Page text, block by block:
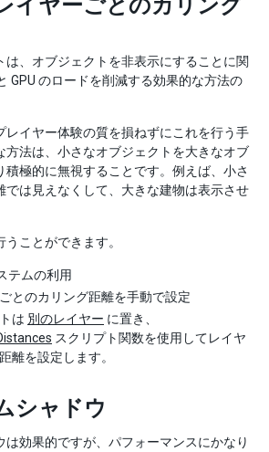
イヤーごとのカリング
は、オブジェクトを非表示にすることに関
GPU のロードを削減する効果的な方法の
レイヤー体験の質を損ねずにこれを行う手
方法は、小さなオブジェクトを大きなオブ
積極的に無視することです。例えば、小さ
では見えなくして、大きな建物は表示させ
ことができます。
テムの利用
とのカリング距離を手動で設定
は 別のレイヤー に置き、
スクリプト関数を使用してレイヤ
離を設定します。
シャドウ
は効果的ですが、パフォーマンスにかなり